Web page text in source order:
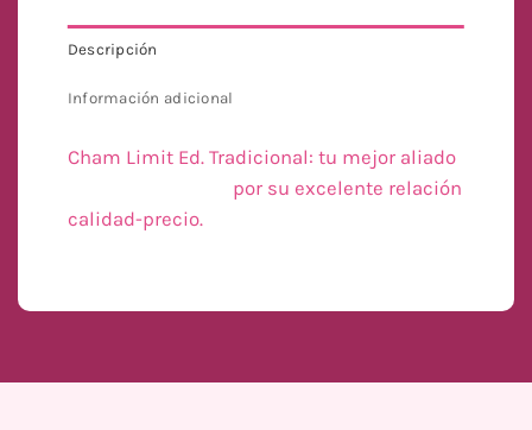
Descripción
Información adicional
Cham Limit Ed. Tradicional: tu mejor aliado
por su excelente relación
calidad-precio.